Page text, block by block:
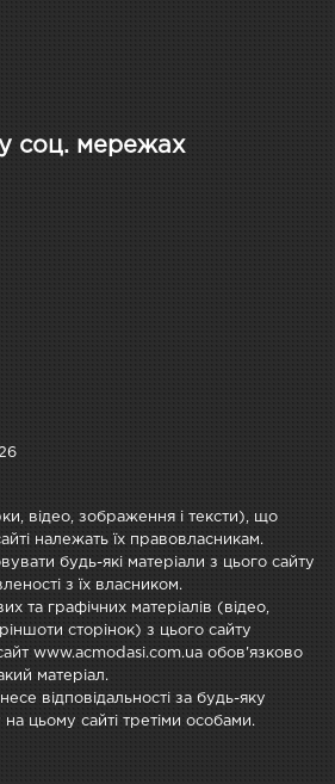
у соц. мережах
відео, зображення і тексти), що
належать їх правовласникам.
будь-які матеріали з цього сайту
з їх власником.
та графічних матеріалів (відео,
сторінок) з цього сайту
www.acmodasi.com.ua обов'язково
матеріал.
відповідальності за будь-яку
цьому сайті третіми особами.